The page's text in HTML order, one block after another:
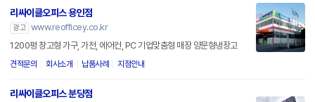
리싸이클오피스 용인점
광고 www.reofficey.co.kr
1200평 창고형 가구, 가전, 에어컨, PC 기업맞춤형 매장 양문형냉장고
견적문의 회사소개 납품사례 지점안내
리싸이클오피스 분당점